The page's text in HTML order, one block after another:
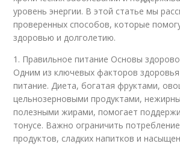
уровень энергии. В этой статье мы
проверенных способов, которые
здоровью и долголетию.
1. Правильное питание Основы
Одним из ключевых факторов здоровья
питание. Диета, богатая фруктами,
цельнозерновыми продуктами,
полезными жирами, помогает
тонусе. Важно ограничить
продуктов, сладких напитков и